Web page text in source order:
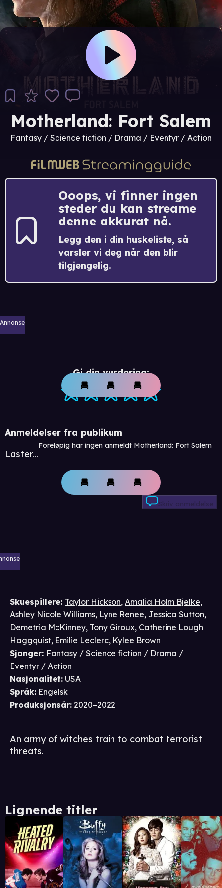
Motherland: Fort Salem
Fantasy / Science fiction / Drama / Eventyr / Action
Ooops, vi finner ingen
steder du kan streame
denne akkurat nå.
Legg den i din huskeliste, så
varsler vi deg når den blir
tilgjengelig.
Annonse
Gi din vurdering:
Anmeldelser fra publikum
Laster...
Foreløpig har ingen anmeldt Motherland: Fort Salem
Skriv anmeldelse
Skuespillere: Taylor Hickson, Amalia Holm Bjelke,
Ashley Nicole Williams, Lyne Renee, Jessica Sutton,
Demetria McKinney, Tony Giroux, Catherine Lough
Haggquist, Emilie Leclerc, Kylee Brown
Sjanger: Fantasy / Science fiction / Drama /
Eventyr / Action
Nasjonalitet: USA
Språk: Engelsk
Produksjonsår: 2020–2022
An army of witches train to combat terrorist
threats.
Lignende titler